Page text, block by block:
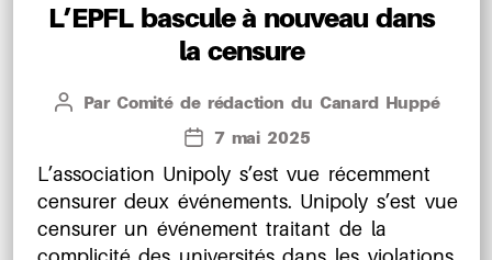
L’EPFL bascule à nouveau dans
la censure
Auteur
Par Comité de rédaction du Canard Huppé
Date
l’article
7 mai 2025
L’association Unipoly s’est vue récemment
censurer deux événements. Unipoly s’est vue
censurer un événement traitant de la